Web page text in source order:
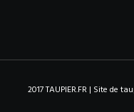
2017 TAUPIER.FR | Site de